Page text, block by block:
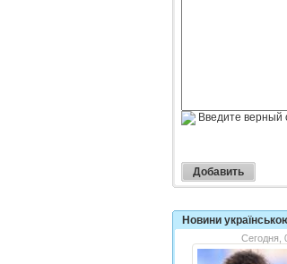
Введите верный
Новини
Сегодня,